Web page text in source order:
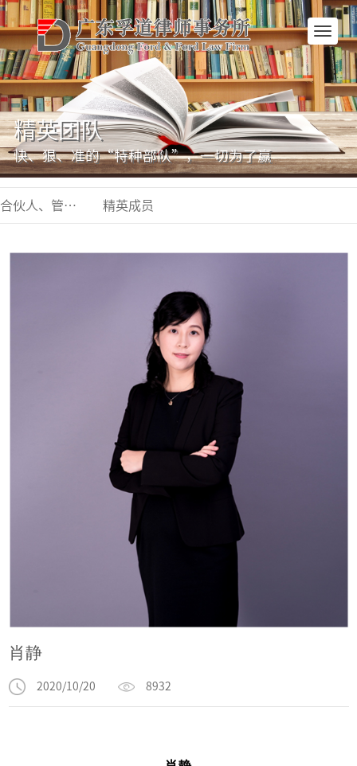
网
站
首
页
精英团队
快、狠、准的“特种部队”，一切为了赢
合伙人、管委会 精英成员
肖静
2020/10/20 8932